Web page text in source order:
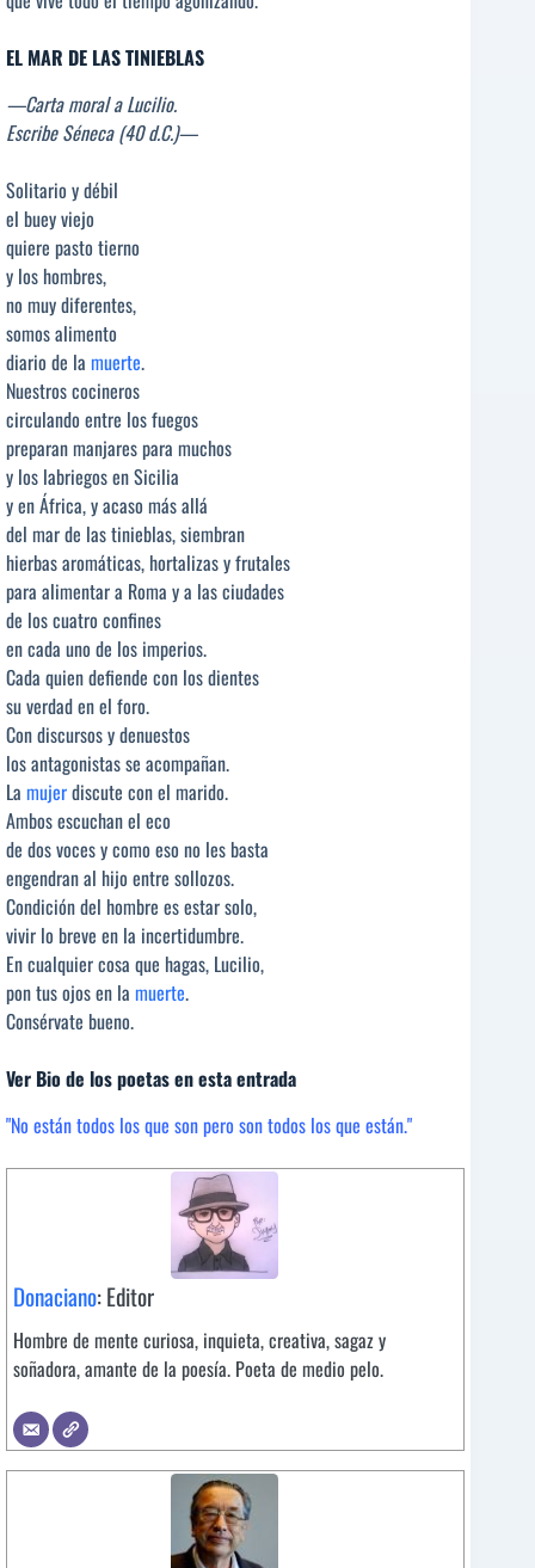
EL MAR DE LAS TINIEBLAS
—Carta moral a Lucilio.
Escribe Séneca (40 d.C.)—
Solitario y débil
el buey viejo
quiere pasto tierno
y los hombres,
no muy diferentes,
somos alimento
diario de la muerte.
Nuestros cocineros
circulando entre los fuegos
preparan manjares para muchos
y los labriegos en Sicilia
y en África, y acaso más allá
del mar de las tinieblas, siembran
hierbas aromáticas, hortalizas y frutales
para alimentar a Roma y a las ciudades
de los cuatro confines
en cada uno de los imperios.
Cada quien defiende con los dientes
su verdad en el foro.
Con discursos y denuestos
los antagonistas se acompañan.
La mujerdiscute con el marido.
Ambos escuchan el eco
de dos voces y como eso no les basta
engendran al hijo entre sollozos.
Condición del hombre es estar solo,
vivir lo breve en la incertidumbre.
En cualquier cosa que hagas, Lucilio,
pon tus ojos en la muerte.
Consérvate bueno.
Ver Bio de los poetas en esta entrada
"No están todos los que son pero son todos los que están."
Donaciano: Editor
Hombre de mente curiosa, inquieta, creativa, sagaz y
soñadora, amante de la poesía. Poeta de medio pelo.